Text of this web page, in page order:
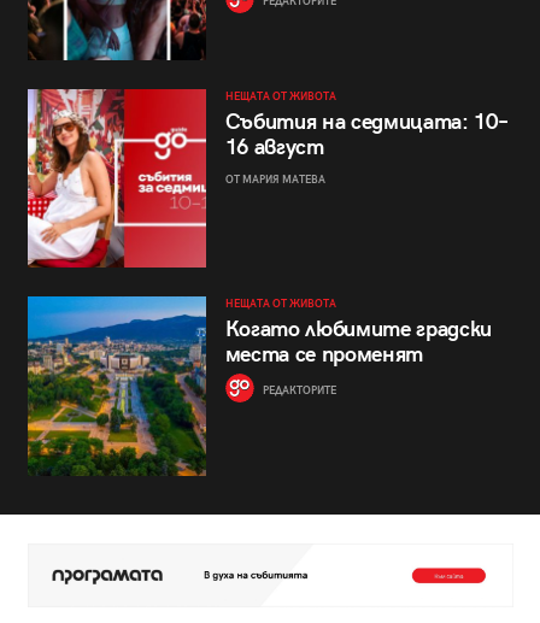
НЕЩАТА ОТ ЖИВОТА
Събития на седмицата: 10–
16 август
ОТ МАРИЯ МАТЕВА
НЕЩАТА ОТ ЖИВОТА
Когато любимите градски
места се променят
РЕДАКТОРИТЕ